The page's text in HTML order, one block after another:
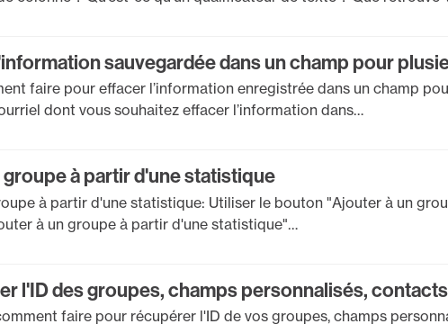
sauvegardée dans un champ pour
faire pour effacer l’information enregistrée dans un champ
dont vous souhaitez effacer l’information dans…
à partir d'une statistique
à partir d'une statistique: Utiliser le bouton "Ajouter à un
à un groupe à partir d'une statistique"…
l'ID des groupes, champs personnalisés,
faire pour récupérer l'ID de vos groupes, champs